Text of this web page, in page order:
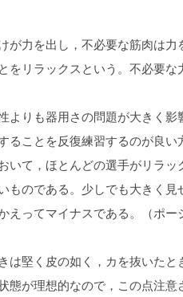
が力を出し，不必要な筋肉は力
をリラックスという。不必要
よりも器用さの問題が大きく影
ることを反復練習するのが良い
いて，ほとんどの選手がリラッ
ものである。少しでも大きく
えってマイナスである。（ポ
は堅く皮の如く，カを抜いたと
態が理想的なので，この点注意